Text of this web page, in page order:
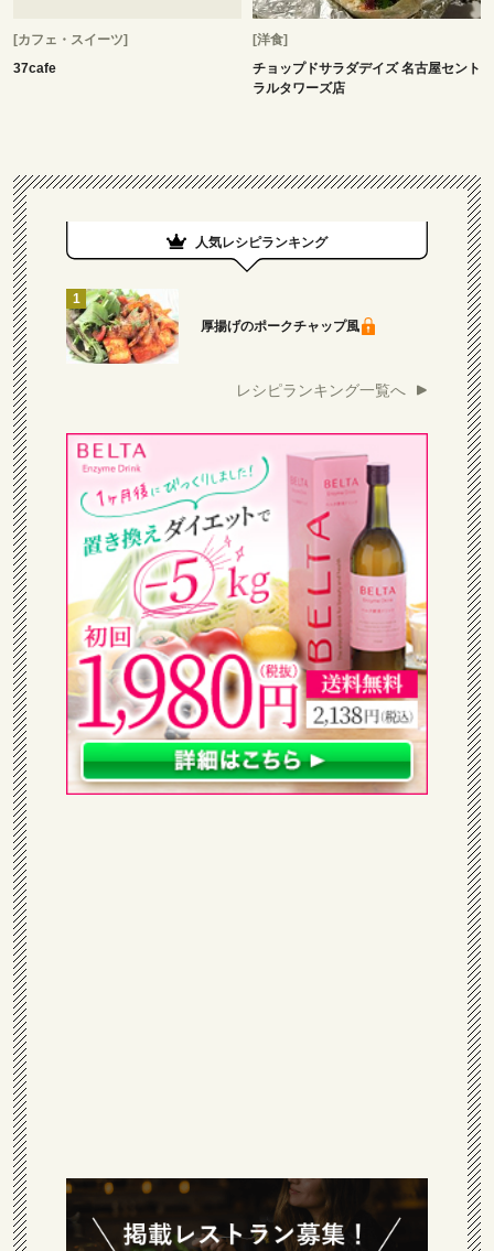
[カフェ・スイーツ]
37cafe
[洋食]
チョップドサラダデイズ 名古屋セント
ラルタワーズ店
人気レシピランキング
厚揚げのポークチャップ風
レシピランキング一覧へ